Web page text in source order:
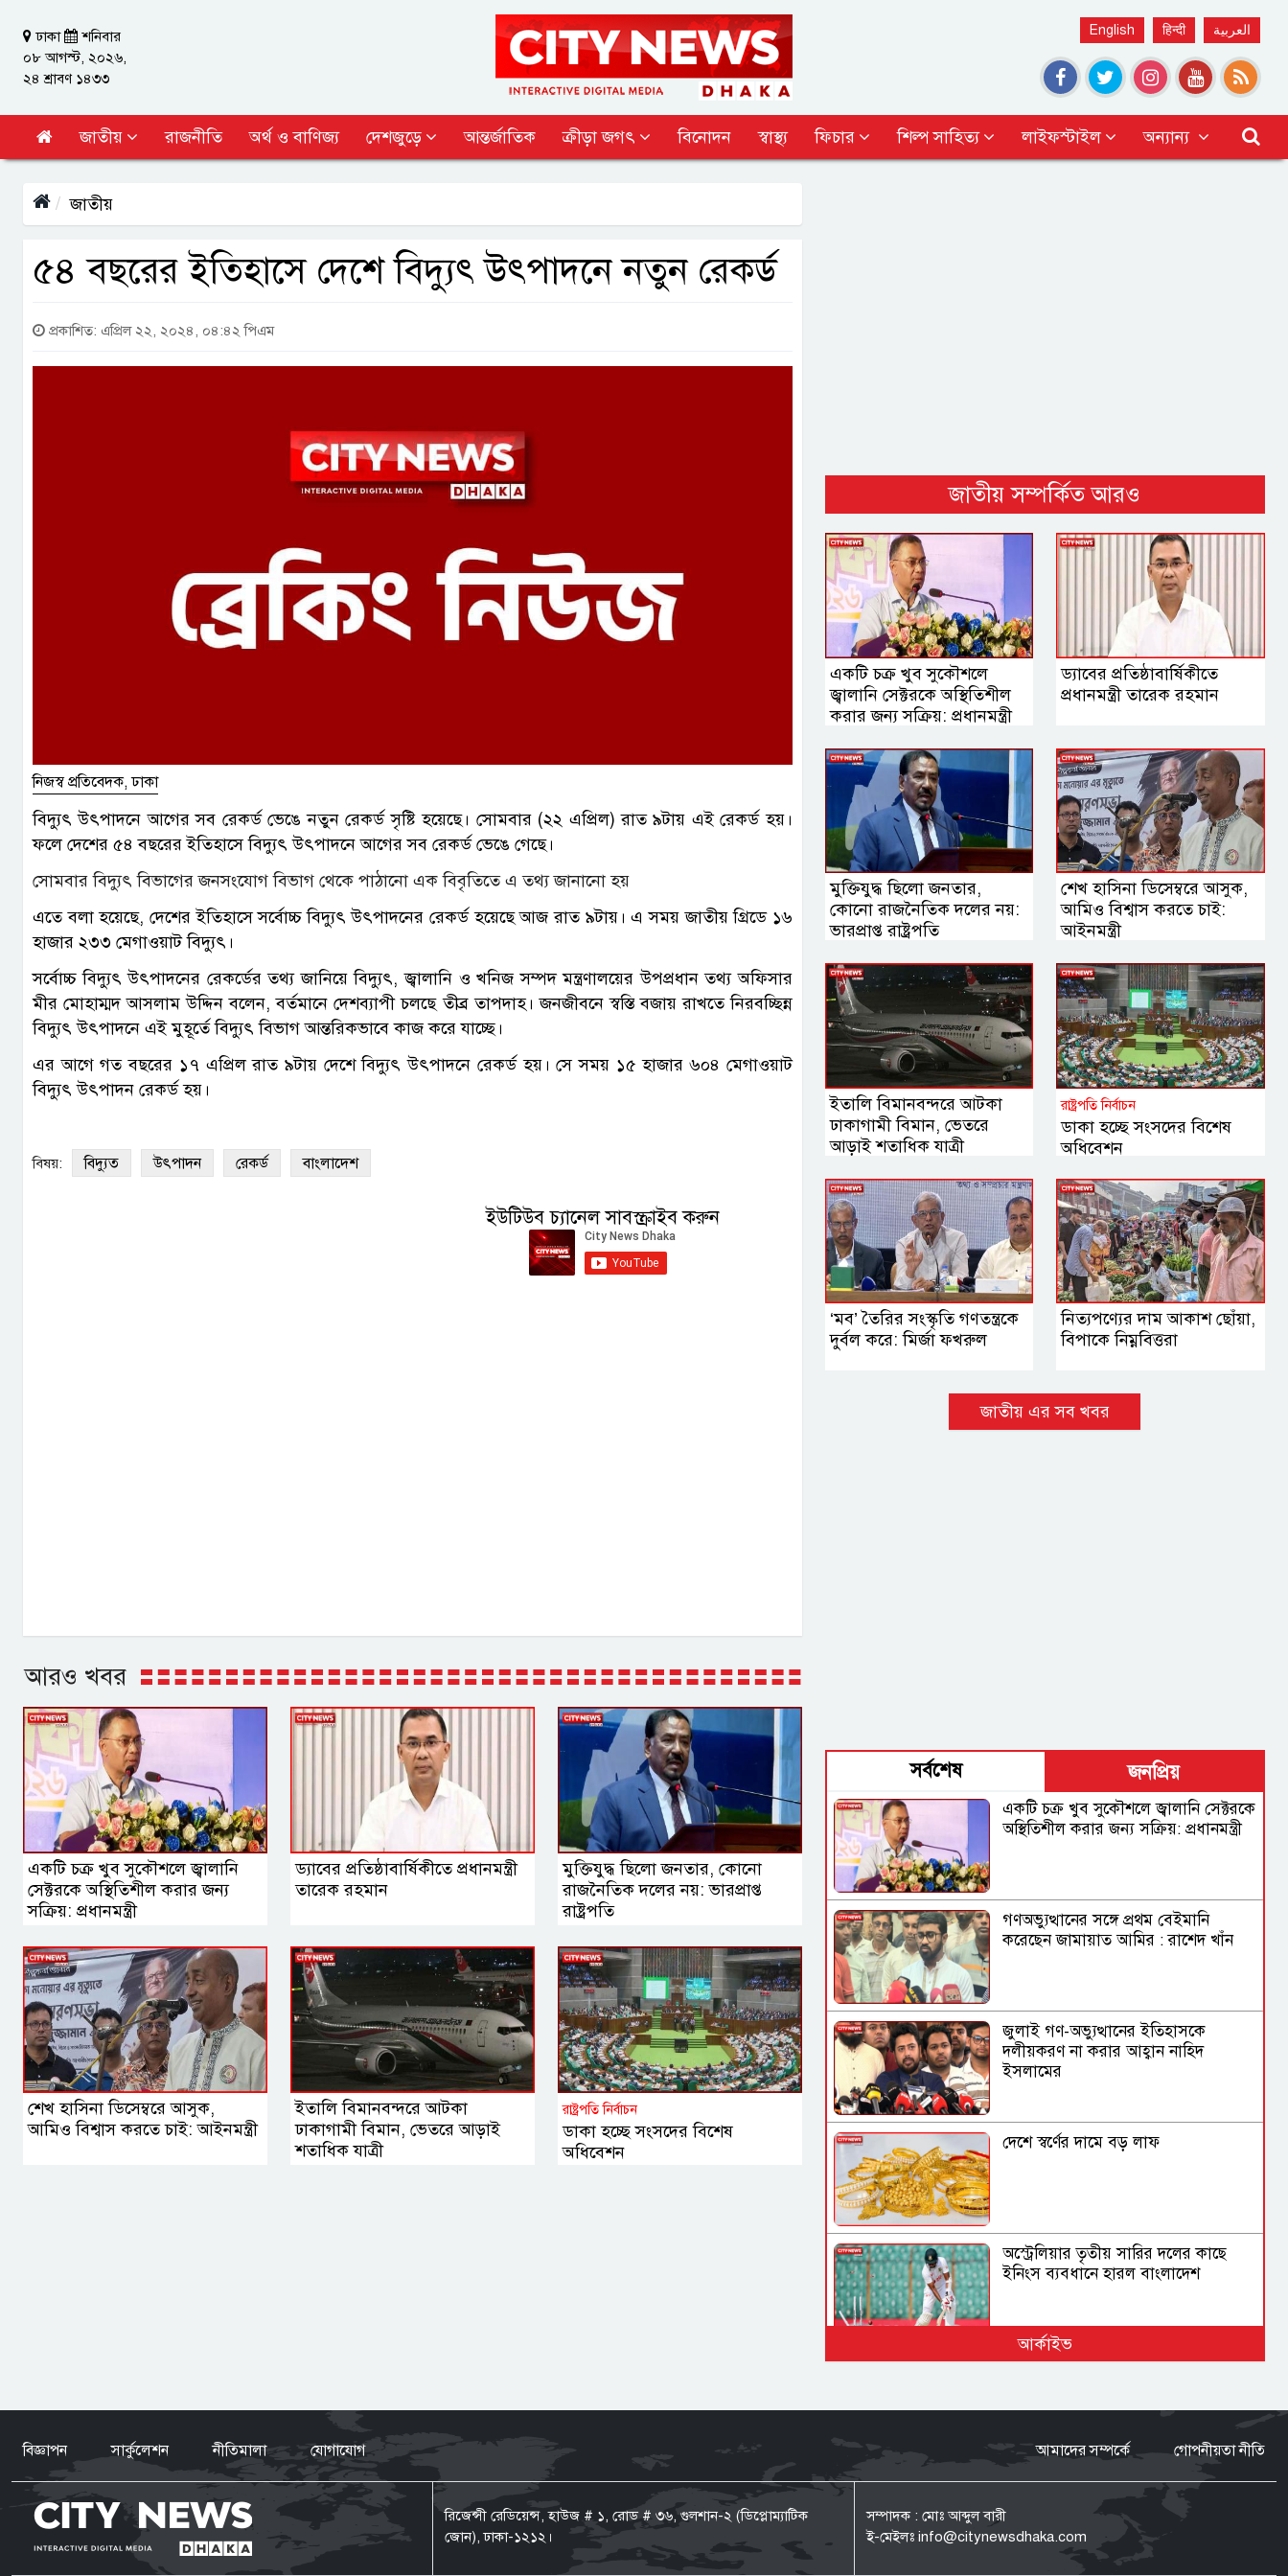
ঢাকা
শনিবার
০৮ আগস্ট, ২০২৬,
২৪ শ্রাবণ ১৪৩৩
English हिन्दी العربية
জাতীয় রাজনীতি অর্থ ও বাণিজ্য দেশজুড়ে আন্তর্জাতিক ক্রীড়া জগৎ বিনোদন স্বাস্থ্য ফিচার শিল্প সাহিত্য লাইফস্টাইল অন্যান্য
জাতীয়
৫৪ বছরের ইতিহাসে দেশে বিদ্যুৎ উৎপাদনে নতুন রেকর্ড
প্রকাশিত: এপ্রিল ২২, ২০২৪, ০৪:৪২ পিএম
নিজস্ব প্রতিবেদক, ঢাকা
বিদ্যুৎ উৎপাদনে আগের সব রেকর্ড ভেঙে নতুন রেকর্ড সৃষ্টি হয়েছে। সোমবার (২২ এপ্রিল) রাত ৯টায় এই রেকর্ড হয়।
ফলে দেশের ৫৪ বছরের ইতিহাসে বিদ্যুৎ উৎপাদনে আগের সব রেকর্ড ভেঙে গেছে।
সোমবার বিদ্যুৎ বিভাগের জনসংযোগ বিভাগ থেকে পাঠানো এক বিবৃতিতে এ তথ্য জানানো হয়
এতে বলা হয়েছে, দেশের ইতিহাসে সর্বোচ্চ বিদ্যুৎ উৎপাদনের রেকর্ড হয়েছে আজ রাত ৯টায়। এ সময় জাতীয় গ্রিডে ১৬
হাজার ২৩৩ মেগাওয়াট বিদ্যুৎ।
সর্বোচ্চ বিদ্যুৎ উৎপাদনের রেকর্ডের তথ্য জানিয়ে বিদ্যুৎ, জ্বালানি ও খনিজ সম্পদ মন্ত্রণালয়ের উপপ্রধান তথ্য অফিসার
মীর মোহাম্মদ আসলাম উদ্দিন বলেন, বর্তমানে দেশব্যাপী চলছে তীব্র তাপদাহ। জনজীবনে স্বস্তি বজায় রাখতে নিরবচ্ছিন্ন
বিদ্যুৎ উৎপাদনে এই মুহূর্তে বিদ্যুৎ বিভাগ আন্তরিকভাবে কাজ করে যাচ্ছে।
এর আগে গত বছরের ১৭ এপ্রিল রাত ৯টায় দেশে বিদ্যুৎ উৎপাদনে রেকর্ড হয়। সে সময় ১৫ হাজার ৬০৪ মেগাওয়াট
বিদ্যুৎ উৎপাদন রেকর্ড হয়।
বিষয়: বিদ্যুত উৎপাদন রেকর্ড বাংলাদেশ
ইউটিউব চ্যানেল সাবস্ক্রাইব করুন
আরও খবর
একটি চক্র খুব সুকৌশলে জ্বালানি
সেক্টরকে অস্থিতিশীল করার জন্য
সক্রিয়: প্রধানমন্ত্রী
ড্যাবের প্রতিষ্ঠাবার্ষিকীতে প্রধানমন্ত্রী
তারেক রহমান
মুক্তিযুদ্ধ ছিলো জনতার, কোনো
রাজনৈতিক দলের নয়: ভারপ্রাপ্ত
রাষ্ট্রপতি
শেখ হাসিনা ডিসেম্বরে আসুক,
আমিও বিশ্বাস করতে চাই: আইনমন্ত্রী
ইতালি বিমানবন্দরে আটকা
ঢাকাগামী বিমান, ভেতরে আড়াই
শতাধিক যাত্রী
রাষ্ট্রপতি নির্বাচন
ডাকা হচ্ছে সংসদের বিশেষ
অধিবেশন
জাতীয় সম্পর্কিত আরও
একটি চক্র খুব সুকৌশলে
জ্বালানি সেক্টরকে অস্থিতিশীল
করার জন্য সক্রিয়: প্রধানমন্ত্রী
ড্যাবের প্রতিষ্ঠাবার্ষিকীতে
প্রধানমন্ত্রী তারেক রহমান
মুক্তিযুদ্ধ ছিলো জনতার,
কোনো রাজনৈতিক দলের নয়:
ভারপ্রাপ্ত রাষ্ট্রপতি
শেখ হাসিনা ডিসেম্বরে আসুক,
আমিও বিশ্বাস করতে চাই:
আইনমন্ত্রী
ইতালি বিমানবন্দরে আটকা
ঢাকাগামী বিমান, ভেতরে
আড়াই শতাধিক যাত্রী
রাষ্ট্রপতি নির্বাচন
ডাকা হচ্ছে সংসদের বিশেষ
অধিবেশন
‘মব’ তৈরির সংস্কৃতি গণতন্ত্রকে
দুর্বল করে: মির্জা ফখরুল
নিত্যপণ্যের দাম আকাশ ছোঁয়া,
বিপাকে নিম্নবিত্তরা
জাতীয় এর সব খবর
সর্বশেষ জনপ্রিয়
একটি চক্র খুব সুকৌশলে জ্বালানি সেক্টরকে
অস্থিতিশীল করার জন্য সক্রিয়: প্রধানমন্ত্রী
গণঅভ্যুত্থানের সঙ্গে প্রথম বেইমানি
করেছেন জামায়াত আমির : রাশেদ খাঁন
জুলাই গণ-অভ্যুত্থানের ইতিহাসকে
দলীয়করণ না করার আহ্বান নাহিদ
ইসলামের
দেশে স্বর্ণের দামে বড় লাফ
অস্ট্রেলিয়ার তৃতীয় সারির দলের কাছে
ইনিংস ব্যবধানে হারল বাংলাদেশ
ভারতে যেভাবে দিন কাটাচ্ছেন পলাতক
আর্কাইভ
বিজ্ঞাপন সার্কুলেশন নীতিমালা যোগাযোগ আমাদের সম্পর্কে গোপনীয়তা নীতি
রিজেন্সী রেডিয়েন্স, হাউজ # ১, রোড # ৩৬, গুলশান-২ (ডিপ্লোম্যাটিক
জোন), ঢাকা-১২১২।
সম্পাদক : মোঃ আব্দুল বারী
ই-মেইলঃ info@citynewsdhaka.com